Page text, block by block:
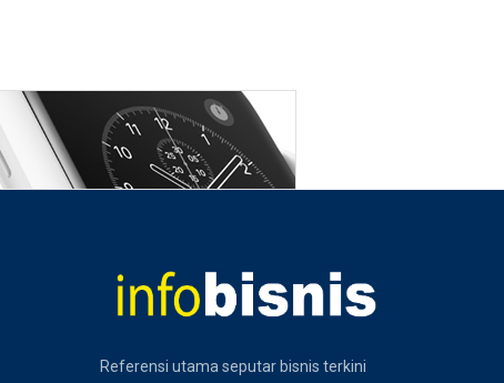
Referensi utama seputar bisnis terkini